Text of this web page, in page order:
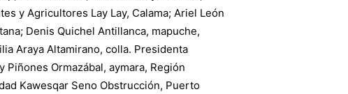
y Agricultores Lay Lay, Calama; Ariel León
Denis Quichel Antillanca, mapuche,
Araya Altamirano, colla. Presidenta
Piñones Ormazábal, aymara, Región
Kawesqar Seno Obstrucción, Puerto